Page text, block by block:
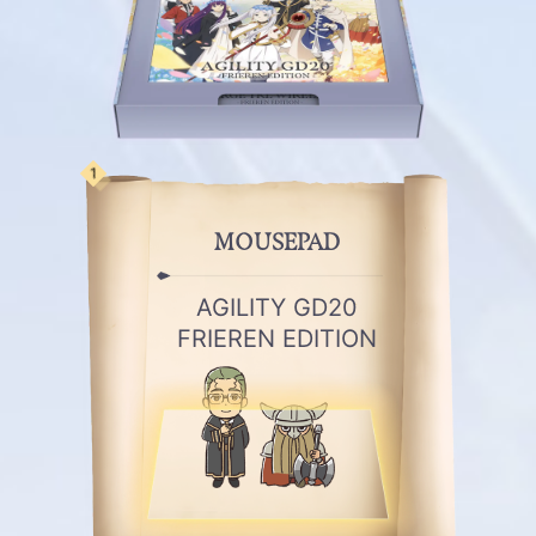
1
MOUSEPAD
AGILITY GD20
FRIEREN EDITION